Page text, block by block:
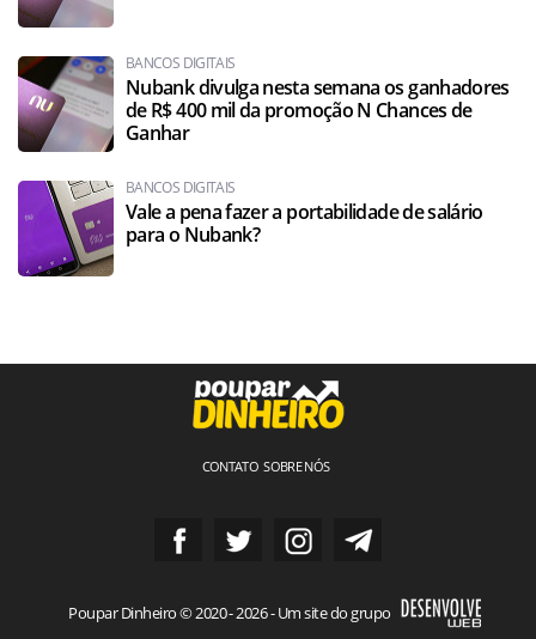
BANCOS DIGITAIS
Nubank divulga nesta semana os ganhadores
de R$ 400 mil da promoção N Chances de
Ganhar
BANCOS DIGITAIS
Vale a pena fazer a portabilidade de salário
para o Nubank?
CONTATO SOBRE NÓS
Poupar Dinheiro © 2020 - 2026 - Um site do grupo